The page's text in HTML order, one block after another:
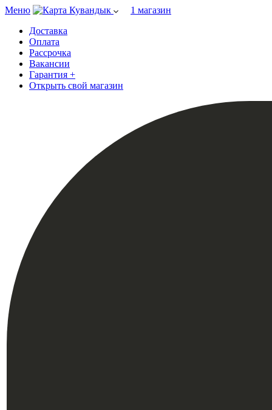
Меню Кувандык
1 магазин
Доставка
Оплата
Рассрочка
Вакансии
Гарантия +
Открыть свой магазин